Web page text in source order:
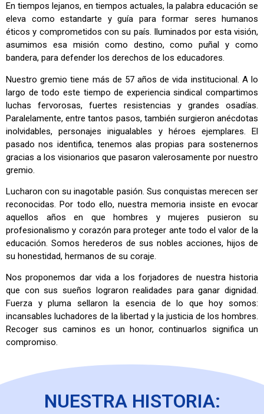
En tiempos lejanos, en tiempos actuales, la palabra educación se
eleva como estandarte y guía para formar seres humanos
éticos y comprometidos con su país. Iluminados por esta visión,
asumimos esa misión como destino, como puñal y como
bandera, para defender los derechos de los educadores.
Nuestro gremio tiene más de 57 años de vida institucional. A lo
largo de todo este tiempo de experiencia sindical compartimos
luchas fervorosas, fuertes resistencias y grandes osadías.
Paralelamente, entre tantos pasos, también surgieron anécdotas
inolvidables, personajes inigualables y héroes ejemplares. El
pasado nos identifica, tenemos alas propias para sostenernos
gracias a los visionarios que pasaron valerosamente por nuestro
gremio.
Lucharon con su inagotable pasión. Sus conquistas merecen ser
reconocidas. Por todo ello, nuestra memoria insiste en evocar
aquellos años en que hombres y mujeres pusieron su
profesionalismo y corazón para proteger ante todo el valor de la
educación. Somos herederos de sus nobles acciones, hijos de
su honestidad, hermanos de su coraje.
Nos proponemos dar vida a los forjadores de nuestra historia
que con sus sueños lograron realidades para ganar dignidad.
Fuerza y pluma sellaron la esencia de lo que hoy somos:
incansables luchadores de la libertad y la justicia de los hombres.
Recoger sus caminos es un honor, continuarlos significa un
compromiso.
NUESTRA HISTORIA: